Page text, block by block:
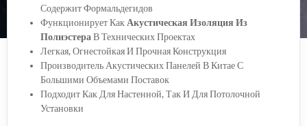
Содержит Формальдегидов
Функционирует Как Акустическая Изоляция Из
Полиэстера В Технических Проектах
Легкая, Огнестойкая И Прочная Конструкция
Производитель Акустических Панелей В Китае С
Большими Объемами Поставок
Подходит Как Для Настенной, Так И Для Потолочной
Установки